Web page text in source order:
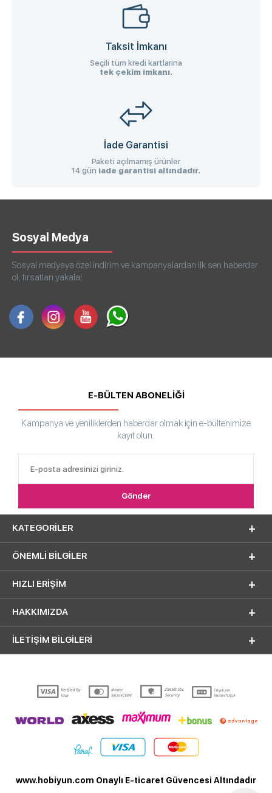
Taksit İmkanı
Seçili tüm kredi kartlarına
tek çekim imkanı.
İade Garantisi
Paketi açılmamış ürünler
14 gün iade garantisi altındadır.
Sosyal Medya
Sosyal medyaya özel indirim ve kampanyalardan ilk sen haberdar
ol, fırsatları yakala!
E-BÜLTEN ABONELİĞİ
Kampanya ve yeniliklerden haberdar olmak için e-bültenimize
kayıt olun.
KATEGORILER
ÖNEMLI BILGILER
HIZLI ERIŞIM
HAKKIMIZDA
İLETİŞİM BİLGİLERİ
www.hobiyun.com Onaylı E-ticaret Güvencesi Altındadır